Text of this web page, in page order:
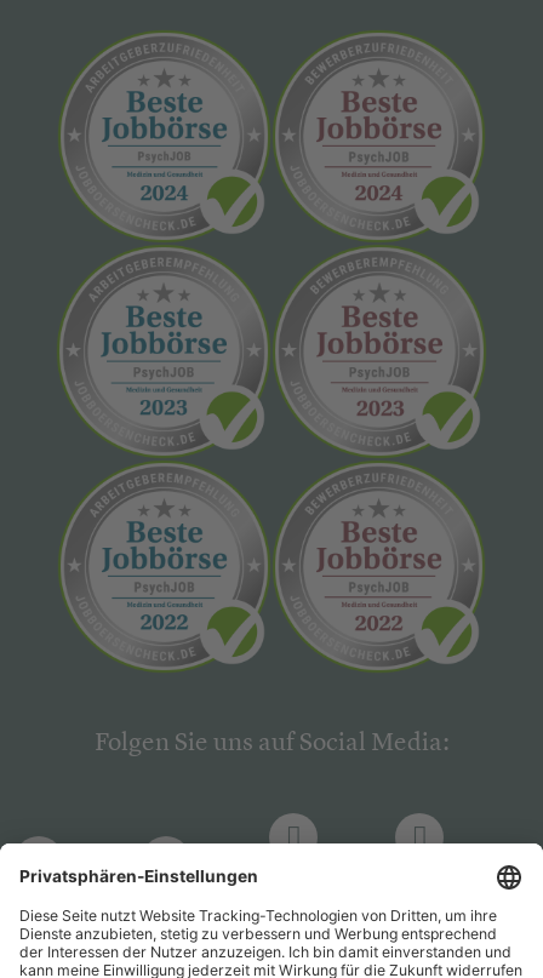
Folgen Sie uns auf Social Media:
PsychJOB PsychJOB
Hogrefe
Verlag
Hogrefe
Verlag